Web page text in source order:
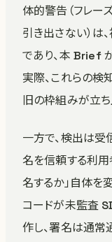
体的警告（フレー
引き出さない）は
であり、本 Brief
実際、これらの検
旧の枠組みが立
一方で、検出は受
名を信頼する利用
名するか」自体を
コードが未監査
作し、署名は通常